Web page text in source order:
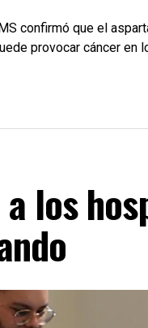
confirmó que el
provocar cáncer en
los